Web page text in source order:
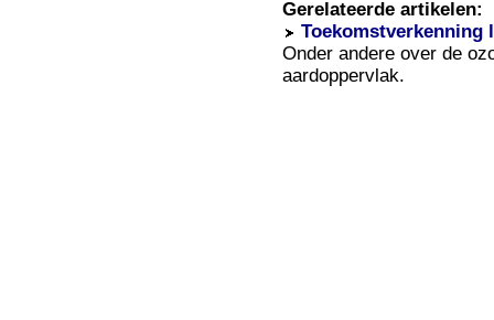
Gerelateerde artikelen:
Toekomstverkenning
Onder andere over de
aardoppervlak.